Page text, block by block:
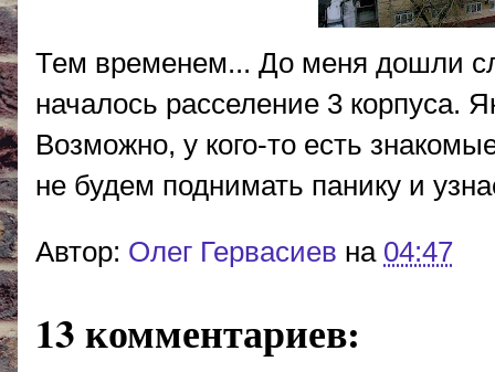
Тем временем... До меня дошли
началось расселение 3 корпуса.
Возможно, у кого-то есть
не будем поднимать панику и
Автор: Олег Гервасиев на 04:47
13 комментариев: